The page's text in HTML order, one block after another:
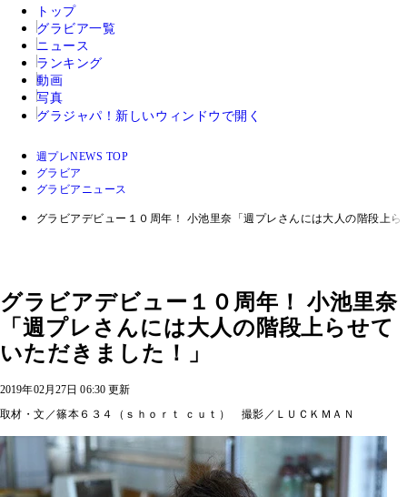
トップ
グラビア一覧
ニュース
ランキング
動画
写真
グラジャパ！ 新しいウィンドウで開く
週プレNEWS TOP
グラビア
グラビアニュース
グラビアデビュー１０周年！ 小池里奈「週プレさんには大人の階段上
グラビアデビュー１０周年！ 小池里奈
「週プレさんには大人の階段上らせて
いただきました！」
2019年02月27日 06:30 更新
取材・文／篠本６３４（ｓｈｏｒｔ ｃｕｔ） 撮影／ＬＵＣＫＭＡＮ